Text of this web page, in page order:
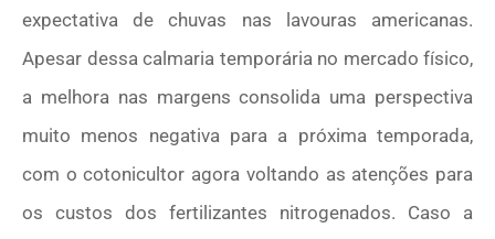
expectativa de chuvas nas lavouras americanas.
Apesar dessa calmaria temporária no mercado físico,
a melhora nas margens consolida uma perspectiva
muito menos negativa para a próxima temporada,
com o cotonicultor agora voltando as atenções para
os custos dos fertilizantes nitrogenados. Caso a